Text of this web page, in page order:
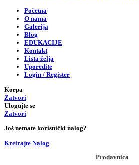
Početna
O nama
Galerija
Blog
EDUKACIJE
Kontakt
Lista želja
Uporedite
Login / Register
Korpa
Zatvori
Ulogujte se
Zatvori
Još nemate korisnički nalog?
Kreirajte Nalog
Prodavnica